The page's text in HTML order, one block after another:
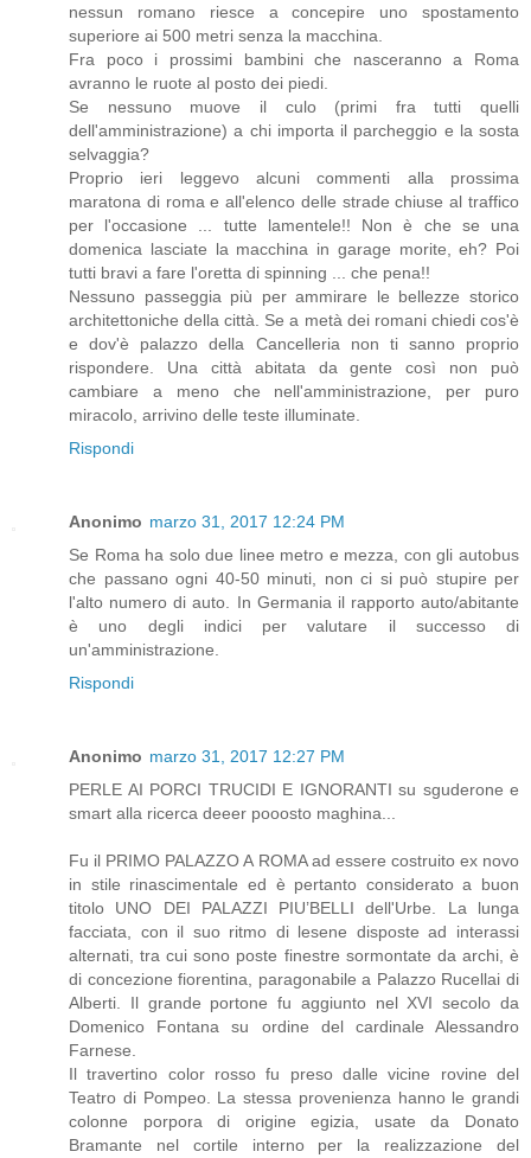
nessun romano riesce a concepire uno spostamento
superiore ai 500 metri senza la macchina.
Fra poco i prossimi bambini che nasceranno a Roma
avranno le ruote al posto dei piedi.
Se nessuno muove il culo (primi fra tutti quelli
dell'amministrazione) a chi importa il parcheggio e la sosta
selvaggia?
Proprio ieri leggevo alcuni commenti alla prossima
maratona di roma e all'elenco delle strade chiuse al traffico
per l'occasione ... tutte lamentele!! Non è che se una
domenica lasciate la macchina in garage morite, eh? Poi
tutti bravi a fare l'oretta di spinning ... che pena!!
Nessuno passeggia più per ammirare le bellezze storico
architettoniche della città. Se a metà dei romani chiedi cos'è
e dov'è palazzo della Cancelleria non ti sanno proprio
rispondere. Una città abitata da gente così non può
cambiare a meno che nell'amministrazione, per puro
miracolo, arrivino delle teste illuminate.
Rispondi
Anonimo marzo 31, 2017 12:24 PM
Se Roma ha solo due linee metro e mezza, con gli autobus
che passano ogni 40-50 minuti, non ci si può stupire per
l'alto numero di auto. In Germania il rapporto auto/abitante
è uno degli indici per valutare il successo di
un'amministrazione.
Rispondi
Anonimo marzo 31, 2017 12:27 PM
PERLE AI PORCI TRUCIDI E IGNORANTI su sguderone e
smart alla ricerca deeer pooosto maghina...
Fu il PRIMO PALAZZO A ROMA ad essere costruito ex novo
in stile rinascimentale ed è pertanto considerato a buon
titolo UNO DEI PALAZZI PIU’BELLI dell'Urbe. La lunga
facciata, con il suo ritmo di lesene disposte ad interassi
alternati, tra cui sono poste finestre sormontate da archi, è
di concezione fiorentina, paragonabile a Palazzo Rucellai di
Alberti. Il grande portone fu aggiunto nel XVI secolo da
Domenico Fontana su ordine del cardinale Alessandro
Farnese.
Il travertino color rosso fu preso dalle vicine rovine del
Teatro di Pompeo. La stessa provenienza hanno le grandi
colonne porpora di origine egizia, usate da Donato
Bramante nel cortile interno per la realizzazione del